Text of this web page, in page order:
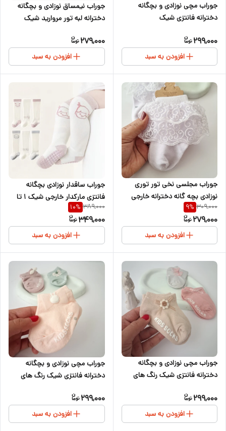
جوراب مچی نوزادی و بچگانه
دخترانه فانتزی شیک
299,000
افزودن به سبد
جوراب نیمساق نوزادی و بچگانه
دخترانه لبه تور مروارید شیک
279,000
افزودن به سبد
جوراب مجلسی نخی تور توری
نوزادی بچه گانه دخترانه خارجی
309,000
9%
279,000
افزودن به سبد
جوراب ساقدار نوزادی بچگانه
فانتزی مارکدار خارجی شیک ۱ تا
۳سال
389,000
10%
349,000
افزودن به سبد
جوراب مچی نوزادی و بچگانه
دخترانه فانتزی شیک رنگ های
299,000
افزودن به سبد
جوراب مچی نوزادی و بچگانه
دخترانه فانتزی شیک رنگ های
299,000
افزودن به سبد